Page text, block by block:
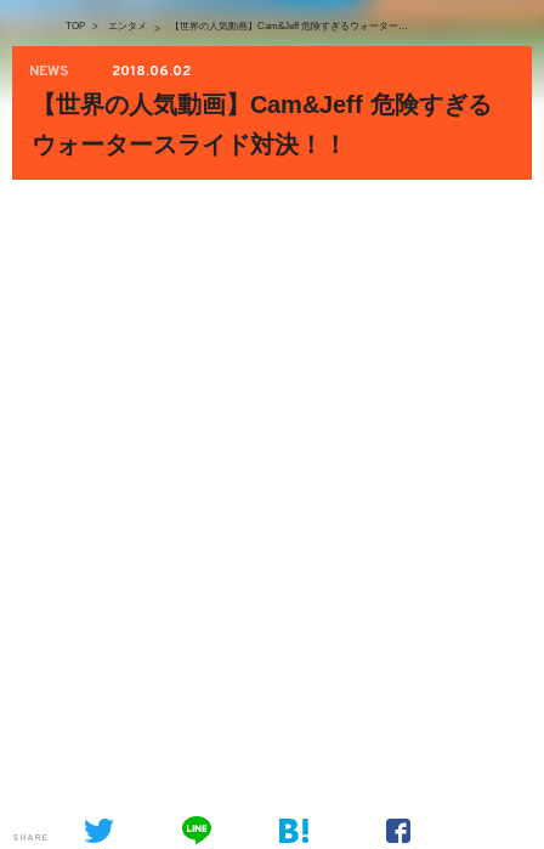
TOP > エンタメ > 【世界の人気動画】Cam&Jeff 危険すぎるウォータースライド対決！！
NEWS 2018.06.02
【世界の人気動画】Cam&Jeff 危険すぎる
ウォータースライド対決！！
SHARE